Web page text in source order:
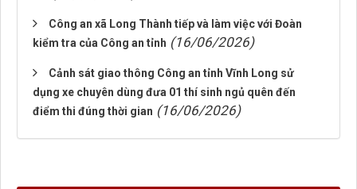
Công an xã Long Thành tiếp và làm việc với Đoàn
kiểm tra của Công an tỉnh (16/06/2026)
Cảnh sát giao thông Công an tỉnh Vĩnh Long sử
dụng xe chuyên dùng đưa 01 thí sinh ngủ quên đến
điểm thi đúng thời gian (16/06/2026)